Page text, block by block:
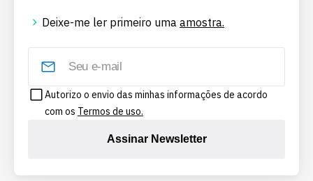
Deixe-me ler primeiro uma amostra.
Autorizo o envio das minhas informações de acordo
com os Termos de uso.
Assinar Newsletter